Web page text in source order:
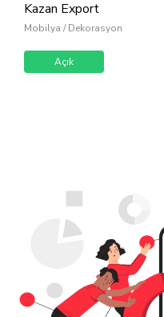
Kazan Export
Mobilya / Dekorasyon
Açık